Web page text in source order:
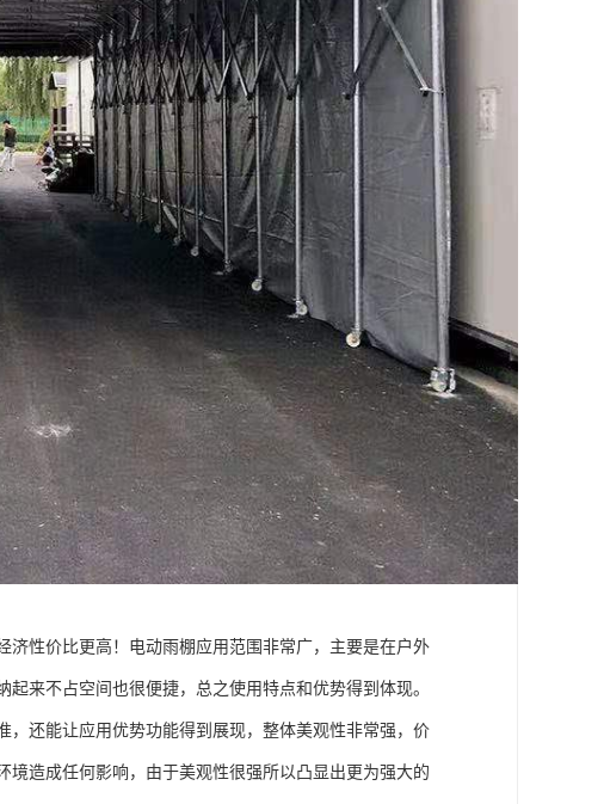
性价比更高！电动雨棚应用范围非常广，主要是在户外
来不占空间也很便捷，总之使用特点和优势得到体现。
还能让应用优势功能得到展现，整体美观性非常强，价
造成任何影响，由于美观性很强所以凸显出更为强大的